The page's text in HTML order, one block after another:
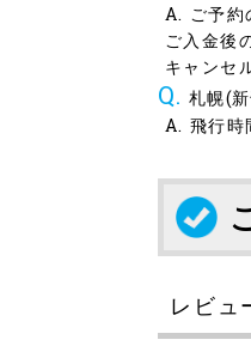
ご予
ご入金後
キャンセ
札幌(
飛行時
レビュ